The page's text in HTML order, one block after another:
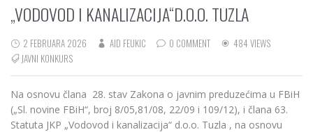
„VODOVOD I KANALIZACIJA“D.O.O. TUZLA
2 FEBRUARA 2026 AID FEUKIC 0 COMMENT
484 VIEWS
JAVNI KONKURS
Na osnovu člana 28. stav Zakona o javnim preduzećima u FBiH
(„Sl. novine FBiH“, broj 8/05,81/08, 22/09 i 109/12), i člana 63.
Statuta JKP „Vodovod i kanalizacija“ d.o.o. Tuzla , na osnovu